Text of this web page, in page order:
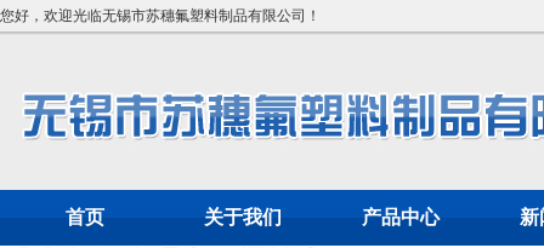
您好，欢迎光临无锡市苏穗氟塑料制品有限公司！
首页 关于我们 产品中心 新